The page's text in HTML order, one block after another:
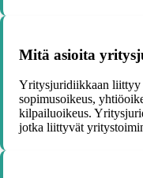
Mitä asioita
Yritysjuridiikkaan liittyy
sopimusoikeus,
kilpailuoikeus.
jotka liittyvät